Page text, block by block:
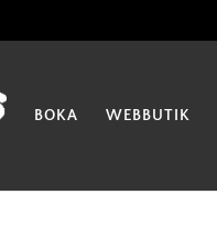
BOKA WEBBUTIK